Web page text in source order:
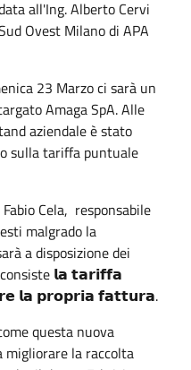
all'Ing. Alberto Cervi
Ovest Milano di APA
23 Marzo ci sarà un
Amaga SpA. Alle
aziendale è stato
sulla tariffa puntuale
Cela, responsabile
malgrado la
a disposizione dei
𝗹𝗮 𝘁𝗮𝗿𝗶𝗳𝗳𝗮
𝗹𝗮 𝗽𝗿𝗼𝗽𝗿𝗶𝗮 𝗳𝗮𝘁𝘁𝘂𝗿𝗮.
questa nuova
migliorare la raccolta